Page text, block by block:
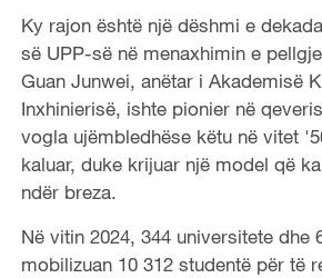
Ky rajon është një dëshmi e
së UPP-së në menaxhimin e
Guan Junwei, anëtar i Akademisë
Inxhinierisë, ishte pionier në
vogla ujëmbledhëse këtu në vitet
kaluar, duke krijuar një model që
ndër breza.
Në vitin 2024, 344 universitete dhe
mobilizuan 10 312 studentë për të